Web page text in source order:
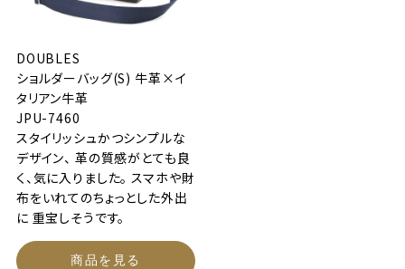
DOUBLES
ショルダーバッグ(S) 牛革×イ
タリアン牛革
JPU-7460
スタイリッシュかつシンプルな
デザイン、 革の質感がとても良
く、気に入りました。 スマホや財
布をいれてのちょっとした外出
に 重宝しそうです。
商品を見る